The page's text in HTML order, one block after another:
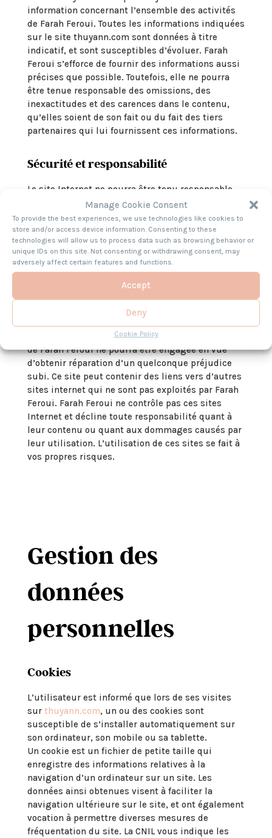
Manage Cookie Consent
To provide the best experiences, we use technologies like cookies to
store and/or access device information. Consenting to these
technologies will allow us to process data such as browsing behavior or
unique IDs on this site. Not consenting or withdrawing consent, may
adversely affect certain features and functions.
Accept
Deny
Cookie Policy
information concernant l’ensemble des activités
de Farah Feroui. Toutes les informations indiquées
sur le site thuyann.com sont données à titre
indicatif, et sont susceptibles d’évoluer. Farah
Feroui s’efforce de fournir des informations aussi
précises que possible. Toutefois, elle ne pourra
être tenue responsable des omissions, des
inexactitudes et des carences dans le contenu,
qu’elles soient de son fait ou du fait des tiers
partenaires qui lui fournissent ces informations.
Sécurité et responsabilité
Le site Internet ne pourra être tenu responsable
de dommages matériels liés à l’utilisation du
site. De plus, l’utilisateur du site s’engage à
accéder au site en utilisant un matériel récent, ne
contenant pas de virus et avec un navigateur de
dernière génération mis-à-jour.
Farah Feroui ne pourra en aucun cas être tenue
responsable des dommages directs et indirects
ainsi que des éventuels bugs, erreurs d’affichage,
incompatibilités et en aucun cas la responsabilité
de Farah Feroui ne pourra être engagée en vue
d’obtenir réparation d’un quelconque préjudice
subi. Ce site peut contenir des liens vers d’autres
sites internet qui ne sont pas exploités par Farah
Feroui. Farah Feroui ne contrôle pas ces sites
Internet et décline toute responsabilité quant à
leur contenu ou quant aux dommages causés par
leur utilisation. L’utilisation de ces sites se fait à
vos propres risques.
Gestion des
données
personnelles
Cookies
L’utilisateur est informé que lors de ses visites
sur thuyann.com, un ou des cookies sont
susceptible de s’installer automatiquement sur
son ordinateur, son mobile ou sa tablette.
Un cookie est un fichier de petite taille qui
enregistre des informations relatives à la
navigation d’un ordinateur sur un site. Les
données ainsi obtenues visent à faciliter la
navigation ultérieure sur le site, et ont également
vocation à permettre diverses mesures de
fréquentation du site. La CNIL vous indique les